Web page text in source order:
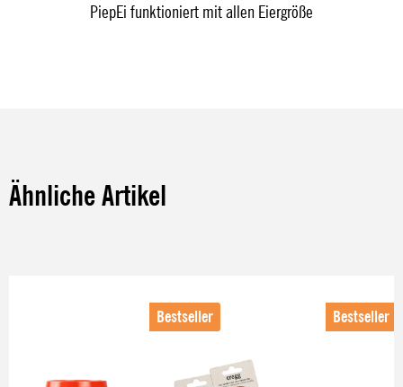
PiepEi funktioniert mit allen Eiergröße
Ähnliche Artikel
Bestseller Bestseller